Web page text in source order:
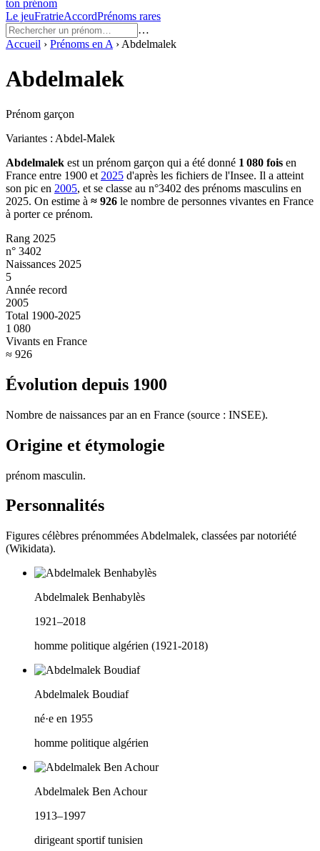
ton prénom
Le jeuFratrieAccordPrénoms rares
…
Accueil › Prénoms en A › Abdelmalek
Abdelmalek
Prénom garçon
Variantes : Abdel-Malek
Abdelmalek est un prénom garçon qui a été donné 1 080 fois en
France entre 1900 et 2025 d'après les fichiers de l'Insee. Il a atteint
son pic en 2005, et se classe au n°3402 des prénoms masculins en
2025. On estime à ≈ 926 le nombre de personnes vivantes en France
à porter ce prénom.
Rang 2025
n° 3402
Naissances 2025
5
Année record
2005
Total 1900-2025
1 080
Vivants en France
≈ 926
Évolution depuis 1900
Nombre de naissances par an en France (source : INSEE).
Origine et étymologie
prénom masculin.
Personnalités
Figures célèbres prénommées Abdelmalek, classées par notoriété
(Wikidata).
Abdelmalek Benhabylès
1921–2018
homme politique algérien (1921-2018)
Abdelmalek Boudiaf
né·e en 1955
homme politique algérien
Abdelmalek Ben Achour
1913–1997
dirigeant sportif tunisien